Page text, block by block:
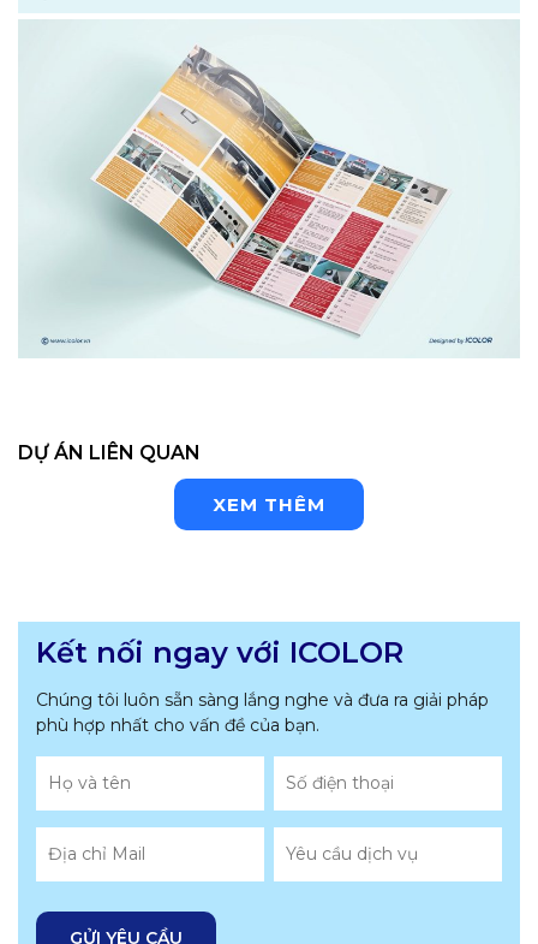
DỰ ÁN LIÊN QUAN
XEM THÊM
Kết nối ngay với ICOLOR
Chúng tôi luôn sẵn sàng lắng nghe và đưa ra giải pháp
phù hợp nhất cho vấn đề của bạn.